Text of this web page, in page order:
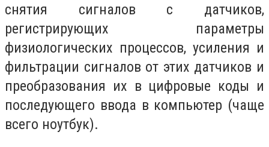
снятия сигналов с датчиков,
регистрирующих параметры
физиологических процессов, усиления и
фильтрации сигналов от этих датчиков и
преобразования их в цифровые коды и
последующего ввода в компьютер (чаще
всего ноутбук).